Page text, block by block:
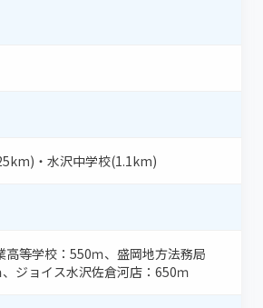
・水沢中学校(1.1km)
高等学校：550ｍ、盛岡地方法務局
ジョイス水沢佐倉河店：650ｍ